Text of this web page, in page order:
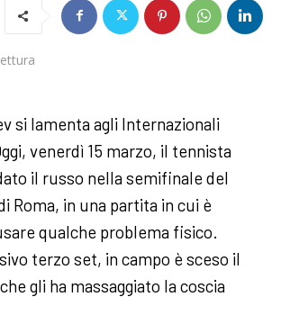
si lamenta agli Internazionali
venerdì 15 marzo, il tennista
il russo nella semifinale del
Roma, in una partita in cui è
qualche problema fisico.
terzo set, in campo è sceso il
gli ha massaggiato la coscia